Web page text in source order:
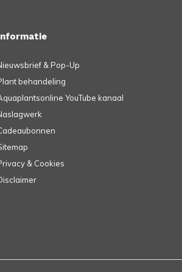
& Pop-Up
behandeling
YouTube kanaal
& Cookies